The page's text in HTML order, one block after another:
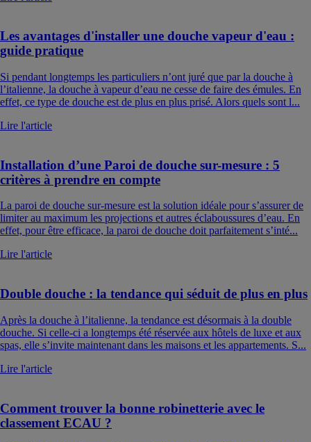
Les avantages d'installer une douche vapeur d'eau :
guide pratique
Si pendant longtemps les particuliers n’ont juré que par la douche à
l’italienne, la douche à vapeur d’eau ne cesse de faire des émules. En
effet, ce type de douche est de plus en plus prisé. Alors quels sont l...
Lire l'article
Installation d’une Paroi de douche sur-mesure : 5
critères à prendre en compte
La paroi de douche sur-mesure est la solution idéale pour s’assurer de
limiter au maximum les projections et autres éclaboussures d’eau. En
effet, pour être efficace, la paroi de douche doit parfaitement s’inté...
Lire l'article
Double douche : la tendance qui séduit de plus en plus
Après la douche à l’italienne, la tendance est désormais à la double
douche. Si celle-ci a longtemps été réservée aux hôtels de luxe et aux
spas, elle s’invite maintenant dans les maisons et les appartements. S...
Lire l'article
Comment trouver la bonne robinetterie avec le
classement ECAU ?